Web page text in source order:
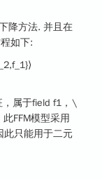
降方法. 并且在
如下:
属于field f1， \
FFM模型采用
此只能用于二元